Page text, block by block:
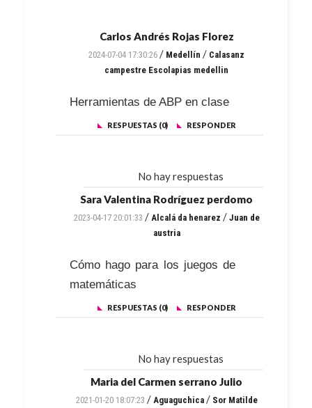
Carlos Andrés Rojas Florez
2024-07-04 17:30:26 / Medellín / Calasanz
campestre Escolapias medellin
Herramientas de ABP en clase
RESPUESTAS (0) RESPONDER
No hay respuestas
Sara Valentina Rodríguez perdomo
2023-04-17 20:01:33 / Alcalá da henarez / Juan de
austria
Cómo hago para los juegos de
matemáticas
RESPUESTAS (0) RESPONDER
No hay respuestas
Maria del Carmen serrano Julio
2021-01-20 18:07:23 / Aguaguchica/ Sor Matilde